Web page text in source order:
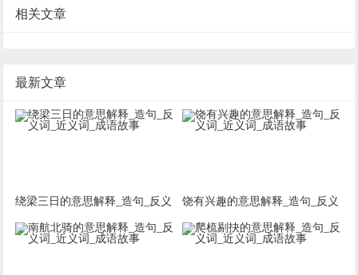
相关文章
最新文章
绕梁三日的意思解释_造句_反义
词_近义词_成语故事
饶有兴趣的意思解释_造句_反义
词_近义词_成语故事